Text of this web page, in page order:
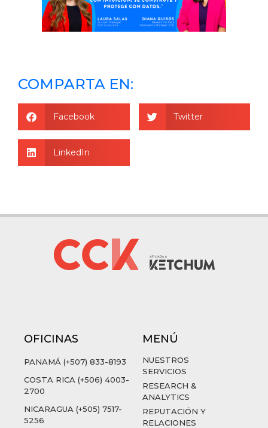
COMPARTA EN:
Facebook Twitter
LinkedIn
OFICINAS
PANAMÁ (+507) 833-8193
COSTA RICA (+506) 4003-
2700
NICARAGUA (+505) 7517-
5256
MENÚ
NUESTROS
SERVICIOS
RESEARCH &
ANALYTICS
REPUTACIÓN Y
RELACIONES